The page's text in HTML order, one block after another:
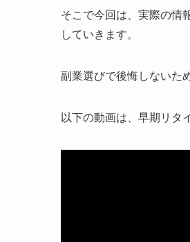
そこで今回は、実際の情
していきます。
副業選びで後悔しないた
以下の動画は、早期リタ